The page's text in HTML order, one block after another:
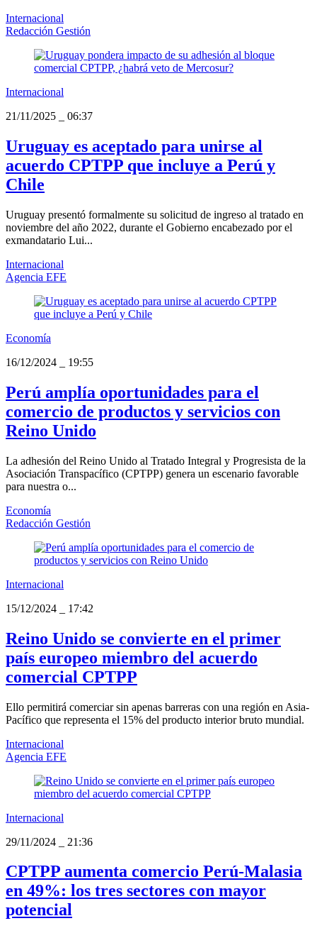
Internacional
Redacción Gestión
Internacional
21/11/2025
06:37
Uruguay es aceptado para unirse al
acuerdo CPTPP que incluye a Perú y
Chile
Uruguay presentó formalmente su solicitud de ingreso al tratado en
noviembre del año 2022, durante el Gobierno encabezado por el
exmandatario Lui...
Internacional
Agencia EFE
Economía
16/12/2024
19:55
Perú amplía oportunidades para el
comercio de productos y servicios con
Reino Unido
La adhesión del Reino Unido al Tratado Integral y Progresista de la
Asociación Transpacífico (CPTPP) genera un escenario favorable
para nuestra o...
Economía
Redacción Gestión
Internacional
15/12/2024
17:42
Reino Unido se convierte en el primer
país europeo miembro del acuerdo
comercial CPTPP
Ello permitirá comerciar sin apenas barreras con una región en Asia-
Pacífico que representa el 15% del producto interior bruto mundial.
Internacional
Agencia EFE
Internacional
29/11/2024
21:36
CPTPP aumenta comercio Perú-Malasia
en 49%: los tres sectores con mayor
potencial